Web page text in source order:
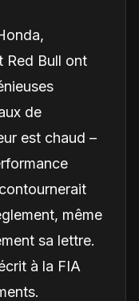
Red Bull ont
de
est chaud –
même
sa lettre.
à la FIA